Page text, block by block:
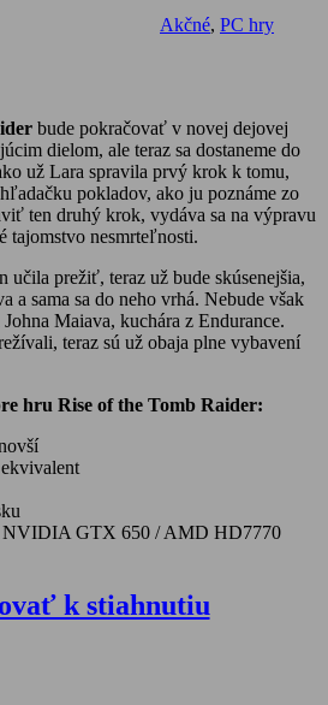
Akčné, PC hry
bude pokračovať v novej dejovej
dielom, ale teraz sa dostaneme do
už Lara spravila prvý krok k tomu,
pokladov, ako ju poznáme zo
ten druhý krok, vydáva sa na výpravu
tajomstvo nesmrteľnosti.
učila prežiť, teraz už bude skúsenejšia,
a sama sa do neho vrhá. Nebude však
Maiava, kuchára z Endurance.
teraz sú už obaja plne vybavení
hru Rise of the Tomb Raider:
NVIDIA GTX 650 / AMD HD7770
k stiahnutiu